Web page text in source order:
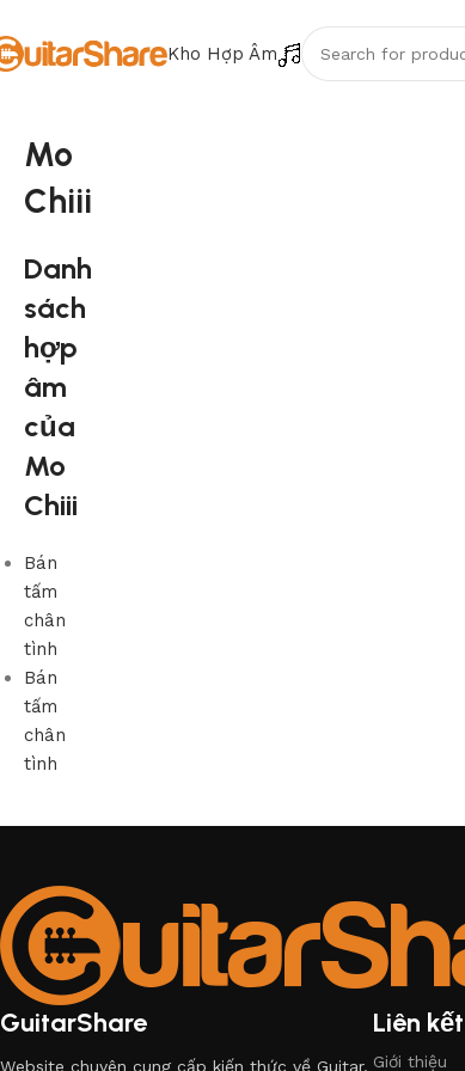
Kho Hợp Âm
Mo
Chiii
Danh
sách
hợp
âm
của
Mo
Chiii
Bán
tấm
chân
tình
Bán
tấm
chân
tình
GuitarShare
Website chuyên cung cấp kiến thức về Guitar.
Liên kết
Giới thiệu